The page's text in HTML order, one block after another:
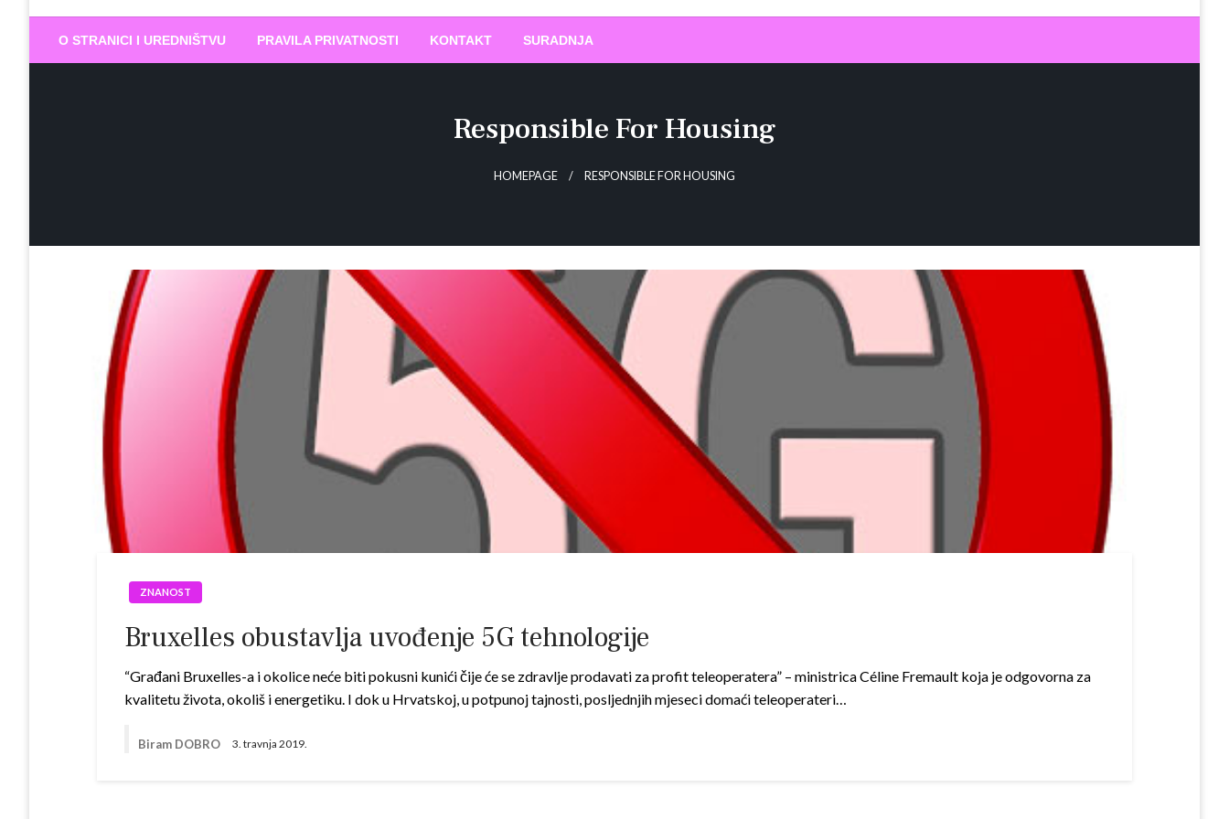
Biram DOBRO
O STRANICI I UREDNIŠTVU PRAVILA PRIVATNOSTI KONTAKT SURADNJA
Responsible For Housing
HOMEPAGE RESPONSIBLE FOR HOUSING
ZNANOST
Bruxelles obustavlja uvođenje 5G tehnologije
“Građani Bruxelles-a i okolice neće biti pokusni kunići čije će se zdravlje prodavati za profit teleoperatera” – ministrica Céline Fremault koja je odgovorna za
kvalitetu života, okoliš i energetiku. I dok u Hrvatskoj, u potpunoj tajnosti, posljednjih mjeseci domaći teleoperateri…
Biram DOBRO 3. travnja 2019.